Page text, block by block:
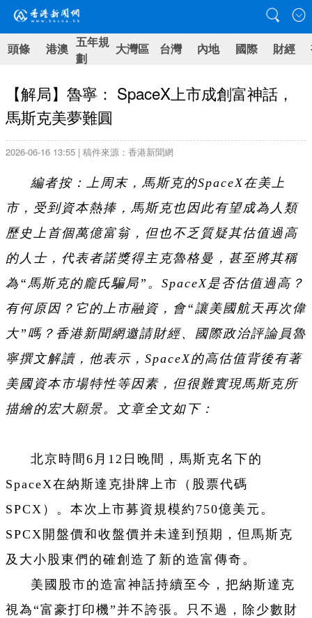
頭條 港澳 五年規
劃
大灣區 台灣 內地 國際 財經
【解局】魯寧： SpaceX上市成創富神話，
馬斯克美夢難圓
2026-06-16 13:55 | 稿件來源：香港新聞網
編者按：上周末，馬斯克的SpaceX在美上
市，受到資本熱捧，馬斯克也因此有望成為人類
歷史上首個萬億富翁，但也不乏質疑其估值過高
的人士，代表者諾獎得主克魯格曼，甚至將其稱
為“馬斯克的龐氏騙局”。SpaceX是否估值過高？
有何原因？它的上市融資，會“讓美國航天再次偉
大”嗎？香港新聞網邀請財經、國際政治評論員魯
寧撰文解讀，他表示，SpaceX的高估值背後有著
美國資本市場特性等因素，但很難實現馬斯克所
描繪的宏大願景。文章全文如下：
北京時間6月12日晚間，馬斯克名下的
SpaceX在納斯達克掛牌上市（股票代碼
SPCX）。本次上市募資規模約750億美元。
SPCX開盤價和收盤價并未達到預期，但馬斯克
及大小股東們的確創造了新的造富傳奇。
美國股市的造富神話持續至今，把納斯達克
視為“富豪打印機”并不誇張。只不過，除少數財